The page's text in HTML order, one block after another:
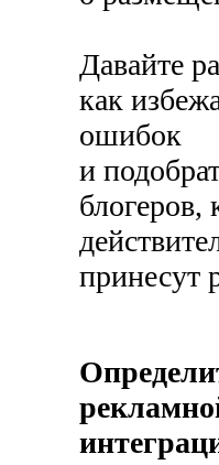
Давайте
как
ошибок
и
блогеров,
принесут